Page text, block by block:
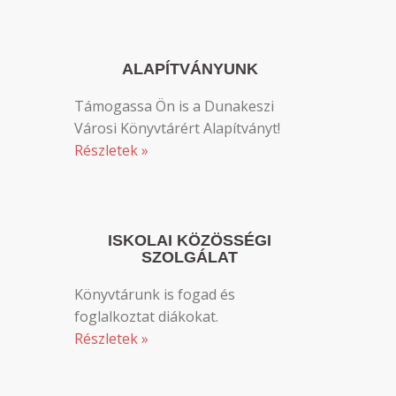
ALAPÍTVÁNYUNK
Támogassa Ön is a Dunakeszi
Városi Könyvtárért Alapítványt!
Részletek »
ISKOLAI KÖZÖSSÉGI
SZOLGÁLAT
Könyvtárunk is fogad és
foglalkoztat diákokat.
Részletek »